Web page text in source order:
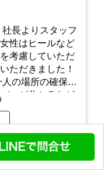
長よりスタッフ
性はヒールなど
考慮していただ
ただきました！
の場所の確保は
ーが分かるなど
、お客様や共に
くしていく取り
！これからも努